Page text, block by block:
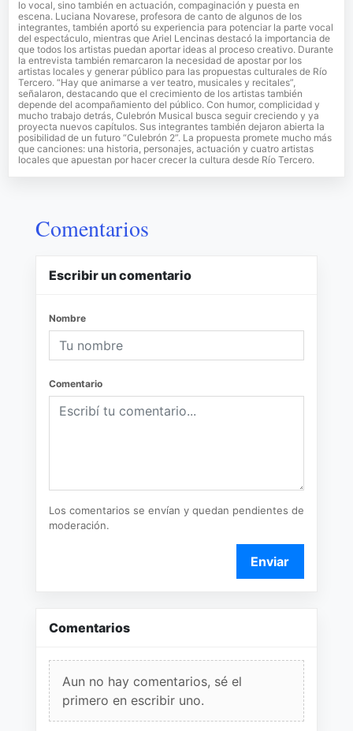
lo vocal, sino también en actuación, compaginación y puesta en
escena. Luciana Novarese, profesora de canto de algunos de los
integrantes, también aportó su experiencia para potenciar la parte vocal
del espectáculo, mientras que Ariel Lencinas destacó la importancia de
que todos los artistas puedan aportar ideas al proceso creativo. Durante
la entrevista también remarcaron la necesidad de apostar por los
artistas locales y generar público para las propuestas culturales de Río
Tercero. “Hay que animarse a ver teatro, musicales y recitales”,
señalaron, destacando que el crecimiento de los artistas también
depende del acompañamiento del público. Con humor, complicidad y
mucho trabajo detrás, Culebrón Musical busca seguir creciendo y ya
proyecta nuevos capítulos. Sus integrantes también dejaron abierta la
posibilidad de un futuro “Culebrón 2”. La propuesta promete mucho más
que canciones: una historia, personajes, actuación y cuatro artistas
locales que apuestan por hacer crecer la cultura desde Río Tercero.
Comentarios
Escribir un comentario
Nombre
Comentario
Los comentarios se envían y quedan pendientes de
moderación.
Enviar
Comentarios
Aun no hay comentarios, sé el
primero en escribir uno.